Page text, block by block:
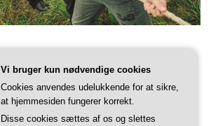
Søg
Vi bruger kun nødvendige cookies
Cookies anvendes udelukkende for at sikre,
at hjemmesiden fungerer korrekt.
Disse cookies sættes af os og slettes